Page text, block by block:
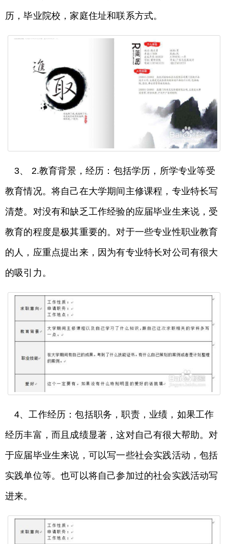
历，毕业院校，家庭住址和联系方式。
3、 2.教育背景，经历：包括学历，所学专业等受
教育情况。将自己在大学期间主修课程，专业特长写
清楚。对没有和缺乏工作经验的应届毕业生来说，受
教育的程度是极其重要的。对于一些专业性职业教育
的人，应重点提出来，因为有专业特长对公司有很大
的吸引力。
4、工作经历：包括职务，职责，业绩，如果工作
经历丰富，而且成绩显著，这对自己有很大帮助。对
于应届毕业生来说，可以写一些社会实践活动，包括
实践单位等。也可以将自己参加过的社会实践活动写
进来。